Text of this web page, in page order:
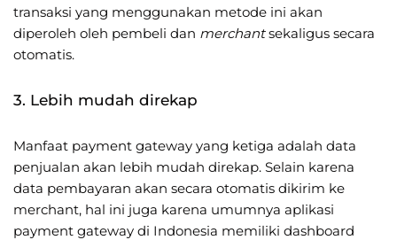
transaksi yang menggunakan metode ini akan
diperoleh oleh pembeli dan merchantsekaligus secara
otomatis.
3. Lebih mudah direkap
Manfaat payment gateway yang ketiga adalah data
penjualan akan lebih mudah direkap. Selain karena
data pembayaran akan secara otomatis dikirim ke
merchant, hal ini juga karena umumnya aplikasi
payment gateway di Indonesia memiliki dashboard